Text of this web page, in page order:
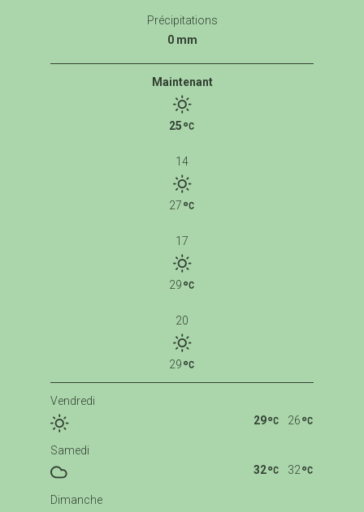
Précipitations
0 mm
Maintenant
25
14
27
17
29
20
29
Vendredi
26
29
Samedi
32
32
Dimanche